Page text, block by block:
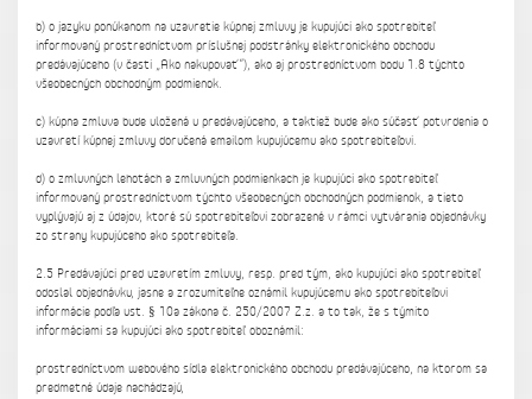
b) o jazyku ponúkanom na uzavretie kúpnej zmluvy je kupujúci ako spotrebiteľ
informovaný prostredníctvom príslušnej podstránky elektronického obchodu
predávajúceho (v časti „Ako nakupovať“), ako aj prostredníctvom bodu 1.8 týchto
všeobecných obchodným podmienok.
c) kúpna zmluva bude uložená u predávajúceho, a taktiež bude ako súčasť potvrdenia o
uzavretí kúpnej zmluvy doručená emailom kupujúcemu ako spotrebiteľovi.
d) o zmluvných lehotách a zmluvných podmienkach je kupujúci ako spotrebiteľ
informovaný prostredníctvom týchto všeobecných obchodných podmienok, a tieto
vyplývajú aj z údajov, ktoré sú spotrebiteľovi zobrazené v rámci vytvárania objednávky
zo strany kupujúceho ako spotrebiteľa.
2.5 Predávajúci pred uzavretím zmluvy, resp. pred tým, ako kupujúci ako spotrebiteľ
odoslal objednávku, jasne a zrozumiteľne oznámil kupujúcemu ako spotrebiteľovi
informácie podľa ust. § 10a zákona č. 250/2007 Z.z. a to tak, že s týmito
informáciami sa kupujúci ako spotrebiteľ oboznámil:
prostredníctvom webového sídla elektronického obchodu predávajúceho, na ktorom sa
predmetné údaje nachádzajú,